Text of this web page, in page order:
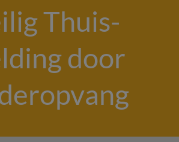
Thuis-
door